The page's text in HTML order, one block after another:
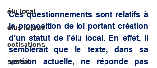
élu local
élus ruraux
cotisations
spatial
Ces questionnements sont relatifs à
la proposition de loi portant création
d’un statut de l’élu local. En effet, il
semblerait que le texte, dans sa
version actuelle, ne réponde pas